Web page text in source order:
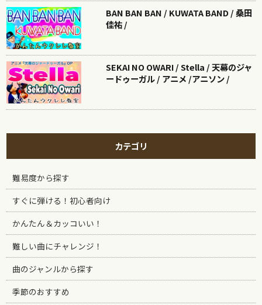
BAN BAN BAN / KUWATA BAND / 桑田
佳祐 /
SEKAI NO OWARI / Stella / 天幕のジャ
ードゥーガル / アニメ /アニソン /
カテゴリ
難易度から探す
すぐに弾ける！初心者向け
かんたん＆カッコいい！
難しい曲にチャレンジ！
曲のジャンルから探す
季節のおすすめ